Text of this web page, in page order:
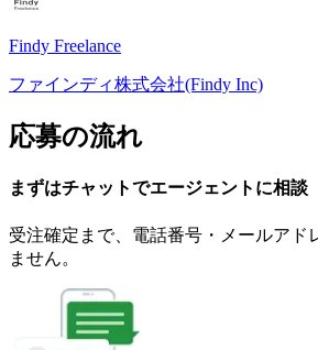
Findy Freelance
ファインディ株式会社(Findy Inc)
応募の流れ
まずはチャットでエージェント に相談
受注確定まで、 電話番号・メールアド
ません。